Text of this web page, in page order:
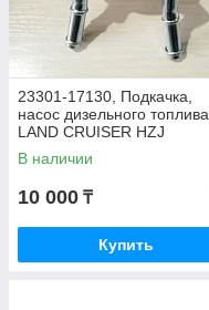
23301-17130, Подкачка,
насос дизельного топлива
LAND CRUISER HZJ
70,75,78, SAT
В наличии
10 000 ₸
Купить